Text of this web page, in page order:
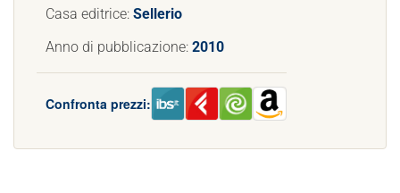
Casa editrice: Sellerio
Anno di pubblicazione: 2010
Confronta prezzi: